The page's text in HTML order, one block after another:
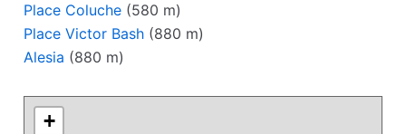
Place Coluche (580 m)
Place Victor Bash (880 m)
Alesia (880 m)
+